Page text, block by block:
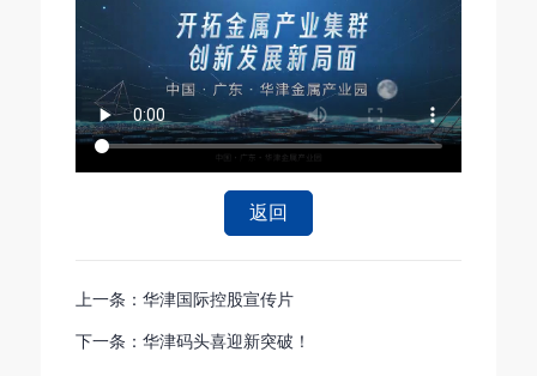
返回
上一条：华津国际控股宣传片
下一条：华津码头喜迎新突破！